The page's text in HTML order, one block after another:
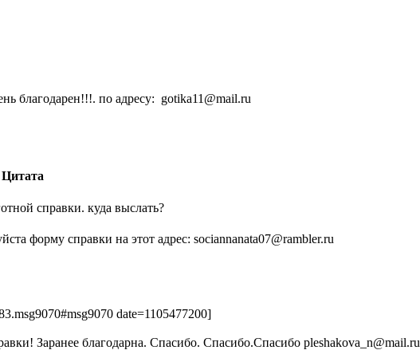
благодарен!!!. по адресу: gotika11@mail.ru
Цитата
справки. куда выслать?
форму справки на этот адрес: sociannanata07@rambler.ru
date=1105477200]
Заранее благодарна. Спасибо. Спасибо.Спасибо pleshakova_n@mail.ru